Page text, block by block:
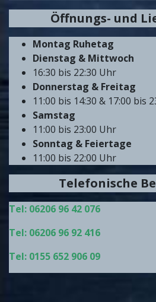
Öffnungs- und
Montag Ruhetag
Dienstag & Mittwoch
16:30 bis 22:30 Uhr
Donnerstag & Freitag
11:00 bis 14:30 & 17:00 bis
Samstag
11:00 bis 23:00 Uhr
Sonntag & Feiertage
11:00 bis 22:00 Uhr
Telefonische
Tel: 06206 96 42 076
Tel: 06206 96 92 416
Tel: 0155 652 906 09